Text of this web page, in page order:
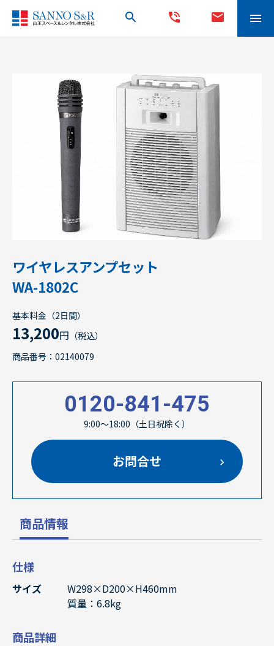
search phone_in_talk mail menu
ワイヤレスアンプセット
WA-1802C
基本料金（2日間）
13,200円 （税込）
商品番号：02140079
0120-841-475
9:00～18:00（土日祝除く）
お問合せ
商品情報
仕様
サイズ
W298×D200×H460mm
質量：6.8kg
商品詳細